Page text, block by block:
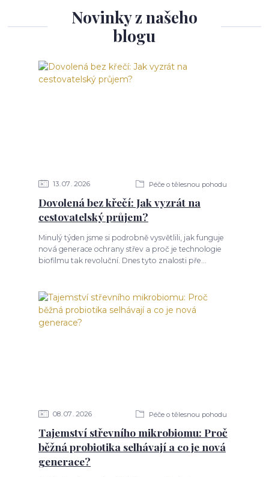
Novinky z našeho
blogu
13 07 2026 Péče o tělesnou pohodu
Dovolená bez křečí: Jak vyzrát na
cestovatelský průjem?
Minulý týden jsme si podrobně vysvětlili, jak funguje
nová generace ochrany střev a proč je technologie
biofilmu tak revoluční. Dnes tyto znalosti pře...
08 07 2026 Péče o tělesnou pohodu
Tajemství střevního mikrobiomu: Proč
běžná probiotika selhávají a co je nová
generace?